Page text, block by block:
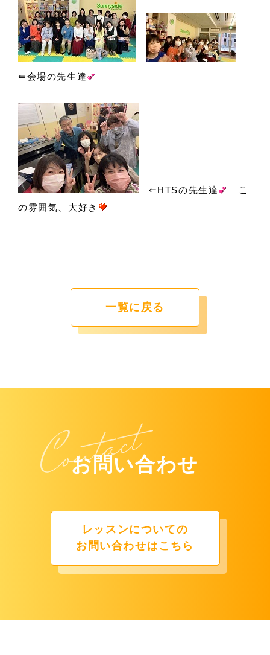
⇐会場の先生達
⇐HTSの先生達
こ
の雰囲気、大好き
一覧に戻る
お問い合わせ
レッスンについての
お問い合わせはこちら